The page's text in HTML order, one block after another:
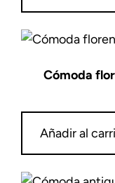
Cómoda
Añadir al